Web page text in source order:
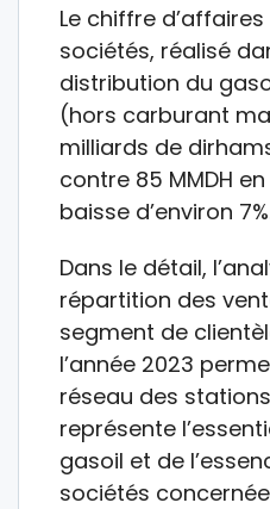
Le chiffre
sociétés, réalisé
distribution du
(hors carburant
milliards de
contre 85 MMDH
baisse d’environ
Dans le détail,
répartition des
segment de
l’année 2023
réseau des
représente
gasoil et de
sociétés